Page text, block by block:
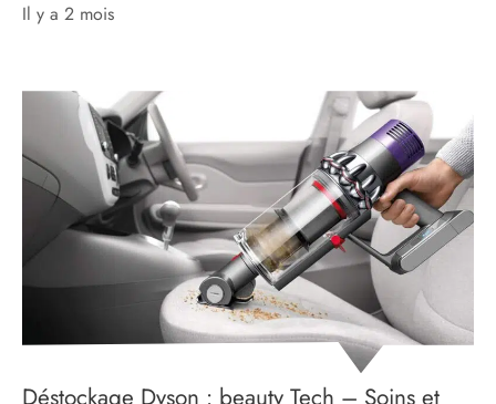
il y a 2 mois
Déstockage Dyson : beauty Tech – Soins et